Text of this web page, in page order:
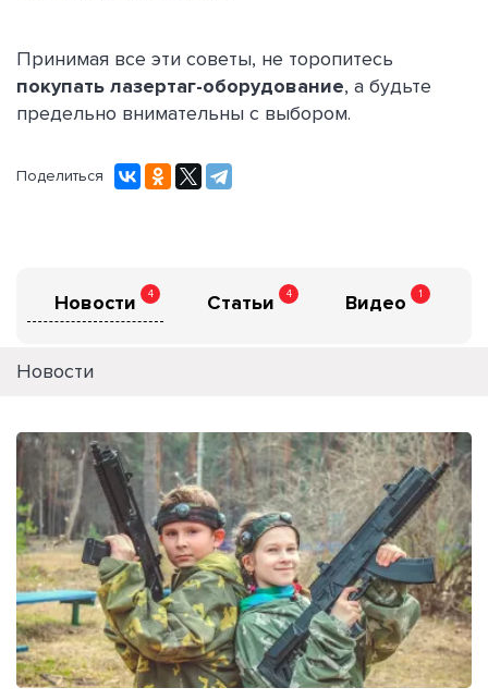
Принимая все эти советы, не торопитесь
покупать лазертаг-оборудование, а будьте
предельно внимательны с выбором.
Поделиться
Новости 4 Статьи 4 Видео 1
Новости